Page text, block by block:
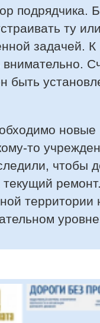
подрядчика.
ту
задачей.
быть
новые
то
чтобы